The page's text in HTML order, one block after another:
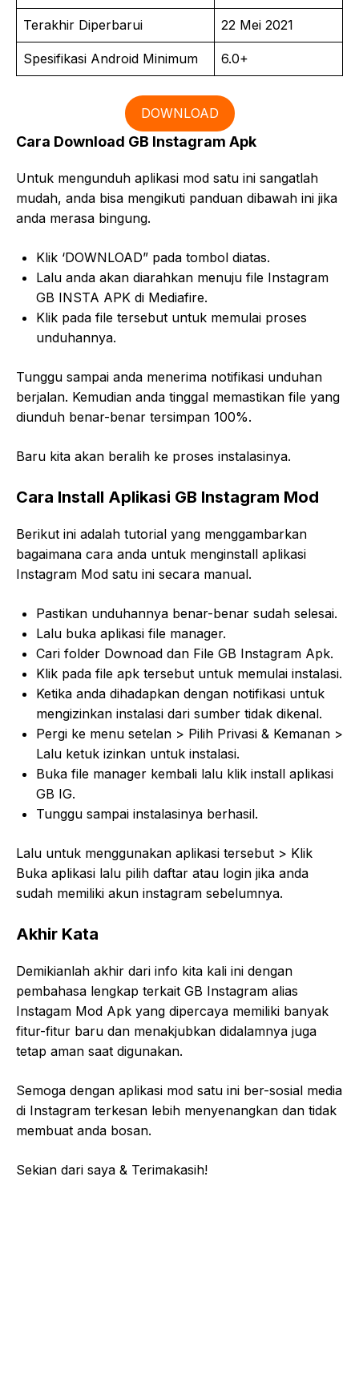
Terakhir Diperbarui 22 Mei 2021
Spesifikasi Android Minimum 6.0+
DOWNLOAD
Cara Download GB Instagram Apk
Untuk mengunduh aplikasi mod satu ini sangatlah
mudah, anda bisa mengikuti panduan dibawah ini jika
anda merasa bingung.
Klik ‘DOWNLOAD” pada tombol diatas.
Lalu anda akan diarahkan menuju file Instagram
GB INSTA APK di Mediafire.
Klik pada file tersebut untuk memulai proses
unduhannya.
Tunggu sampai anda menerima notifikasi unduhan
berjalan. Kemudian anda tinggal memastikan file yang
diunduh benar-benar tersimpan 100%.
Baru kita akan beralih ke proses instalasinya.
Cara Install Aplikasi GB Instagram Mod
Berikut ini adalah tutorial yang menggambarkan
bagaimana cara anda untuk menginstall aplikasi
Instagram Mod satu ini secara manual.
Pastikan unduhannya benar-benar sudah selesai.
Lalu buka aplikasi file manager.
Cari folder Downoad dan File GB Instagram Apk.
Klik pada file apk tersebut untuk memulai instalasi.
Ketika anda dihadapkan dengan notifikasi untuk
mengizinkan instalasi dari sumber tidak dikenal.
Pergi ke menu setelan > Pilih Privasi & Kemanan >
Lalu ketuk izinkan untuk instalasi.
Buka file manager kembali lalu klik install aplikasi
GB IG.
Tunggu sampai instalasinya berhasil.
Lalu untuk menggunakan aplikasi tersebut > Klik
Buka aplikasi lalu pilih daftar atau login jika anda
sudah memiliki akun instagram sebelumnya.
Akhir Kata
Demikianlah akhir dari info kita kali ini dengan
pembahasa lengkap terkait GB Instagram alias
Instagam Mod Apk yang dipercaya memiliki banyak
fitur-fitur baru dan menakjubkan didalamnya juga
tetap aman saat digunakan.
Semoga dengan aplikasi mod satu ini ber-sosial media
di Instagram terkesan lebih menyenangkan dan tidak
membuat anda bosan.
Sekian dari saya & Terimakasih!